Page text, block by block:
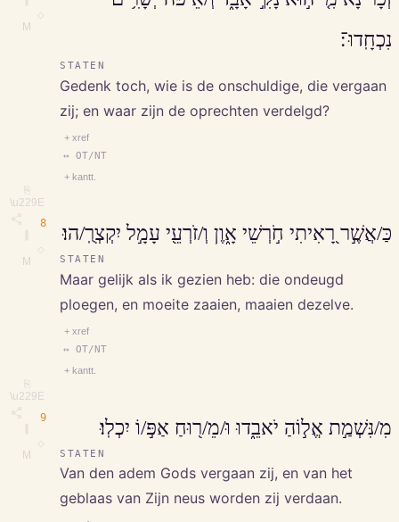
M
⎘
\u229E
M
נִכְחָֽדוּ־׃
STATEN
Gedenk toch, wie is de onschuldige, die vergaan
zij; en waar zijn de oprechten verdelgd?
+ xref
↔ OT/NT
+ kantt.
8
⎘
\u229E
M
כַּ/אֲשֶׁ֣ר רָ֭אִיתִי חֹ֣רְשֵׁי אָ֑וֶן וְ/זֹרְעֵ֖י עָמָ֣ל יִקְצְרֻֽ/הוּ׃
STATEN
Maar gelijk als ik gezien heb: die ondeugd
ploegen, en moeite zaaien, maaien dezelve.
+ xref
↔ OT/NT
+ kantt.
9 מִ/נִּשְׁמַ֣ת אֱל֣וֹהַ יֹאבֵ֑דוּ וּ/מֵ/ר֖וּחַ אַפּ֣/וֹ יִכְלֽוּ׃
STATEN
Van den adem Gods vergaan zij, en van het
geblaas van Zijn neus worden zij verdaan.